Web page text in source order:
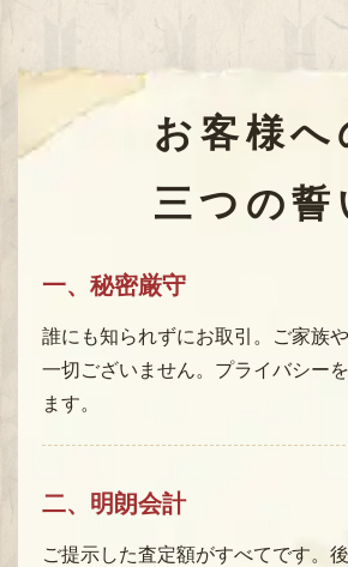
お客様へ
三つの誓
一、秘密厳守
誰にも知られずにお取引。ご家族
一切ございません。プライバシー
ます。
二、明朗会計
ご提示した査定額がすべてです。